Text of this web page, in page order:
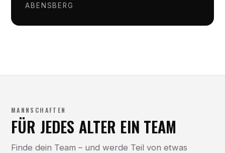
ABENSBERG
MANNSCHAFTEN
FÜR JEDES ALTER EIN TEAM
Finde dein Team – und werde Teil von etwas